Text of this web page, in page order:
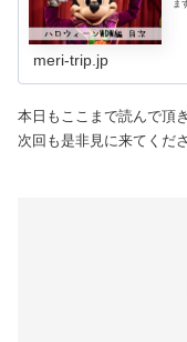
ま
meri-trip.jp
本日もここまで読んで頂
次回も是非見に来てくだ